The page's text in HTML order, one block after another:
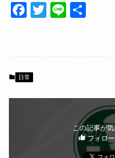
F
e
b
T
er
Li
日常
この記事が
フォロー